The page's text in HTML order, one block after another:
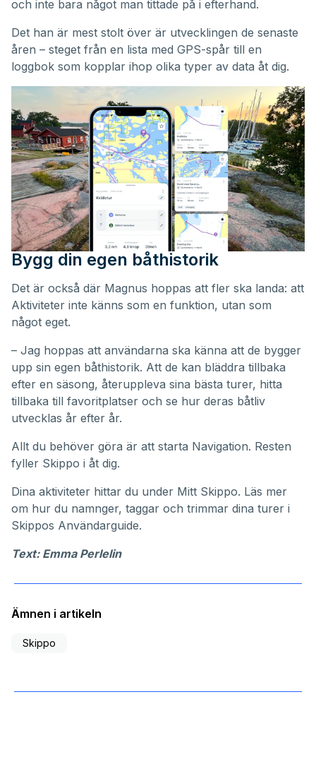
och inte bara något man tittade på i efterhand.
Det han är mest stolt över är utvecklingen de senaste
åren – steget från en lista med GPS-spår till en
loggbok som kopplar ihop olika typer av data åt dig.
Bygg din egen båthistorik
Det är också där Magnus hoppas att fler ska landa: att
Aktiviteter inte känns som en funktion, utan som
något eget.
– Jag hoppas att användarna ska känna att de bygger
upp sin egen båthistorik. Att de kan bläddra tillbaka
efter en säsong, återuppleva sina bästa turer, hitta
tillbaka till favoritplatser och se hur deras båtliv
utvecklas år efter år.
Allt du behöver göra är att starta Navigation. Resten
fyller Skippo i åt dig.
Dina aktiviteter hittar du under Mitt Skippo. Läs mer
om hur du namnger, taggar och trimmar dina turer i
Skippos Användarguide.
Text: Emma Perlelin
Ämnen i artikeln
Skippo